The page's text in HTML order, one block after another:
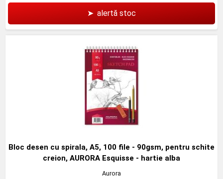
➤ alertă stoc
Bloc desen cu spirala, A5, 100 file - 90gsm, pentru schite
creion, AURORA Esquisse - hartie alba
Aurora